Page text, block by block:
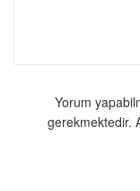
Yorum
gerekmektedir.